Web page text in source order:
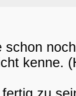
schon
kenne.